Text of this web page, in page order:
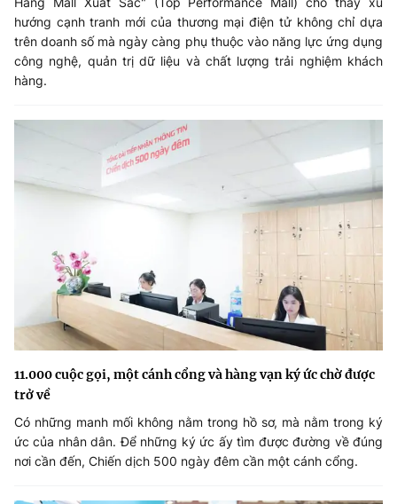
hướng cạnh tranh mới của thương mại điện tử không chỉ dựa
trên doanh số mà ngày càng phụ thuộc vào năng lực ứng dụng
công nghệ, quản trị dữ liệu và chất lượng trải nghiệm khách
hàng.
11.000 cuộc gọi, một cánh cổng và hàng vạn ký ức chờ được
trở về
Có những manh mối không nằm trong hồ sơ, mà nằm trong ký
ức của nhân dân. Để những ký ức ấy tìm được đường về đúng
nơi cần đến, Chiến dịch 500 ngày đêm cần một cánh cổng.